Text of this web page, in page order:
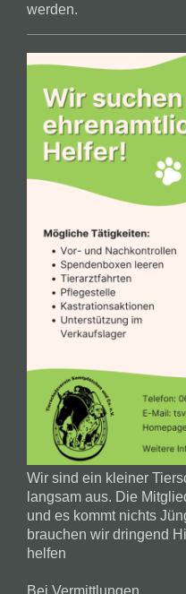
werden.
Wir sind ein kleiner
langsam aus. Die
und es kommt nichts
brauchen wir dringend
helfen
Bei Vermittlungen...